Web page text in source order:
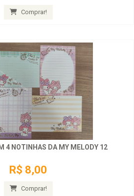
Comprar!
4 NOTINHAS DA MY MELODY 12
R$ 8,00
Comprar!